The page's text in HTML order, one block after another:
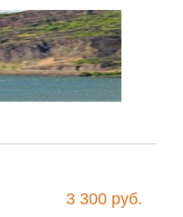
3 300 руб.